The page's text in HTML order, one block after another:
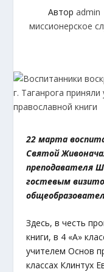
Автор admin
миссионерское
22 марта
Святой
преподавателя
гостевым
Здесь, в честь
книги, в 4 «А»
учителем Основ
классах Клинтух